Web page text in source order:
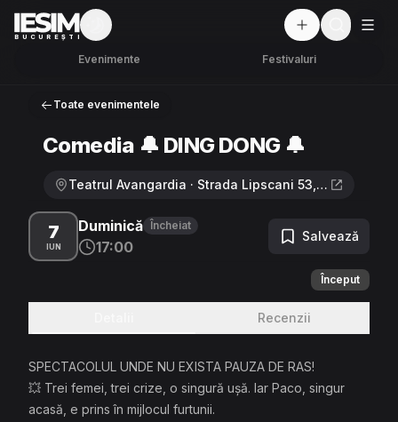
BUCUREȘTI Mod întunecat
Evenimente Festivaluri
Toate evenimentele
Comedia 🔔 DING DONG 🔔
Teatrul Avangardia · Strada Lipscani 53, București
7
IUN
Duminică Încheiat
17:00
Salvează
Început
Recenzii
SPECTACOLUL UNDE NU EXISTA PAUZA DE RAS!
💥 Trei femei, trei crize, o singură ușă. Iar Paco, singur
acasă, e prins în mijlocul furtunii.